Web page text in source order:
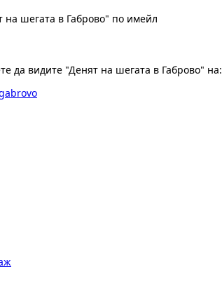
шегата в Габрово" по имейл
да видите "Денят на шегата в Габрово" на: